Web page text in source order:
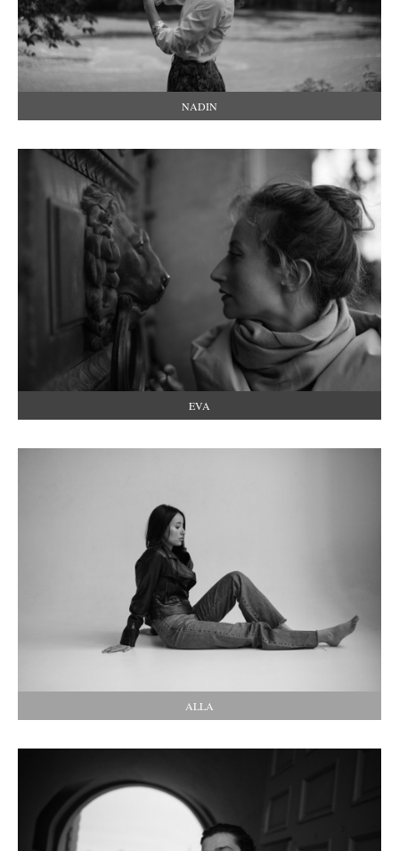
NADIN
EVA
ALLA